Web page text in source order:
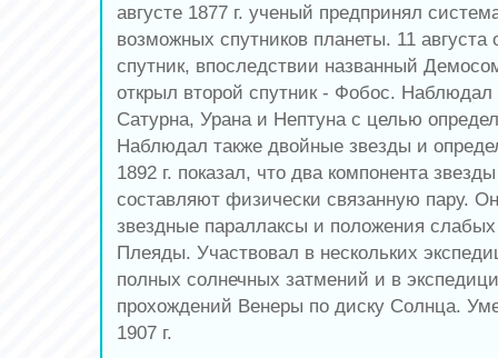
августе 1877 г. ученый предпринял
возможных спутников планеты. 11 августа
спутник, впоследствии названный
открыл второй спутник - Фобос.
Сатурна, Урана и Нептуна с целью
Наблюдал также двойные звезды и
1892 г. показал, что два компонента
составляют физически связанную пару.
звездные параллаксы и положения
Плеяды. Участвовал в нескольких
полных солнечных затмений и в
прохождений Венеры по диску Солнца.
1907 г.